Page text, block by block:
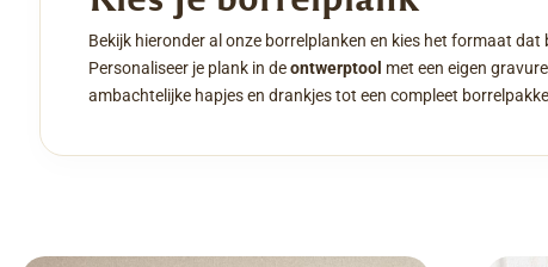
Bekijk hieronder al onze borrelplanken en kies het formaat dat
Personaliseer je plank in deontwerptool met een eigen
ambachtelijke hapjes en drankjes tot een compleet